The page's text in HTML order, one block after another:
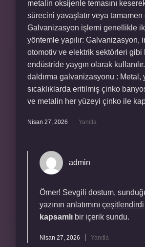
metalin oksijenle temasını
sürecini yavaşlatır veya tamamen
Galvanizasyon işlemi genellikle
yöntemle yapılır: Galvanizasyon,
otomotiv ve elektrik sektörleri gibi
endüstride yaygın olarak
daldırma galvanizasyonu : Metal,
sıcaklıklarda eritilmiş çinko
ve metalin her yüzeyi çinko ile
Nisan 27, 2026 Yanıtla
admin
Ömer! Sevgili dostum,
yazının anlatımını çeşitlendirdi
kapsamlı bir içerik sundu.
Nisan 27, 2026 Yanıtla